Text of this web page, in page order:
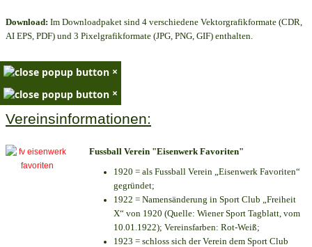
Download: Im Downloadpaket sind 4 verschiedene Vektorgrafikformate (CDR,
AI EPS, PDF) und 3 Pixelgrafikformate (JPG, PNG, GIF) enthalten.
×
×
Vereinsinformationen:
Fussball Verein "Eisenwerk Favoriten"
1920 = als Fussball Verein „Eisenwerk Favoriten“
gegründet;
1922 = Namensänderung in Sport Club „Freiheit
X“ von 1920 (Quelle: Wiener Sport Tagblatt, vom
10.01.1922); Vereinsfarben: Rot-Weiß;
1923 = schloss sich der Verein dem Sport Club